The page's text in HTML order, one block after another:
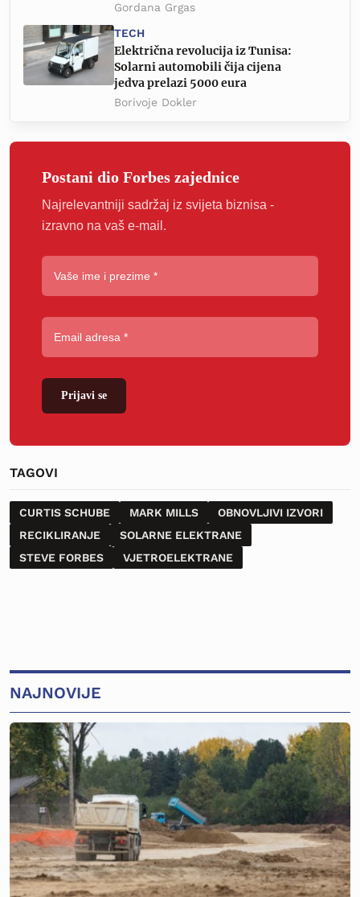
Gordana Grgas
TECH
Električna revolucija iz Tunisa:
Solarni automobili čija cijena
jedva prelazi 5000 eura
Borivoje Dokler
Postani dio Forbes zajednice
Najrelevantniji sadržaj iz svijeta biznisa -
izravno na vaš e-mail.
Prijavi se
TAGOVI
CURTIS SCHUBE MARK MILLS
OBNOVLJIVI IZVORI
RECIKLIRANJE
SOLARNE ELEKTRANE
STEVE FORBES
VJETROELEKTRANE
NAJNOVIJE